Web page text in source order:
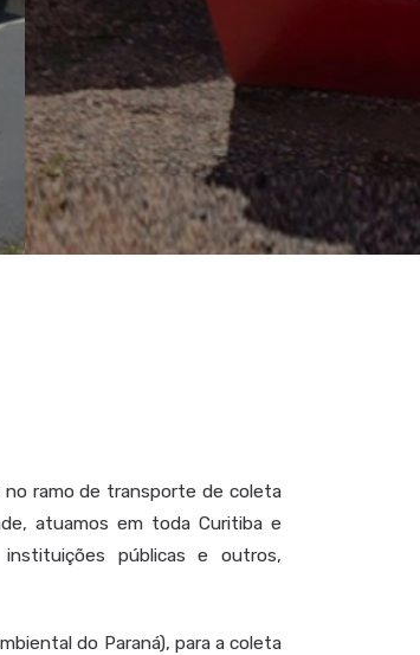
no ramo de transporte de coleta
atuamos em toda Curitiba e
instituições públicas e outros,
do Paraná), para a coleta